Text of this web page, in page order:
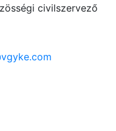
civilszervező